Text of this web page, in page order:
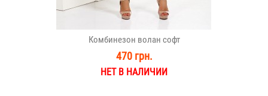
Комбинезон волан софт
470 грн.
НЕТ В НАЛИЧИИ